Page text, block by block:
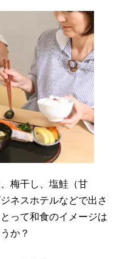
梅干し、塩鮭（甘
ネスホテルなどで出さ
って和食のイメージは
か？